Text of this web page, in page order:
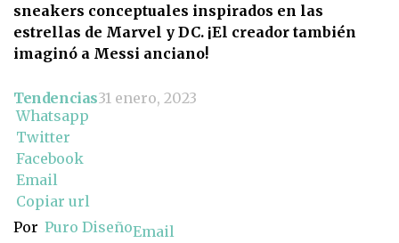
sneakers conceptuales inspirados en las
estrellas de Marvel y DC. ¡El creador también
imaginó a Messi anciano!
Tendencias31 enero, 2023
Whatsapp
Twitter
Facebook
Email
Copiar url
Por Puro DiseñoEmail